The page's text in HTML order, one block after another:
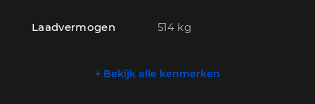
Laadvermogen 514 kg
+ Bekijk alle kenmerken